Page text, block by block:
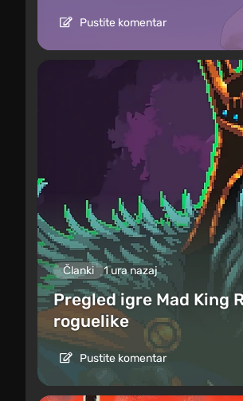
Pustite komentar
Članki 1 ura nazaj
Pregled igre Mad King
roguelike
Pustite komentar